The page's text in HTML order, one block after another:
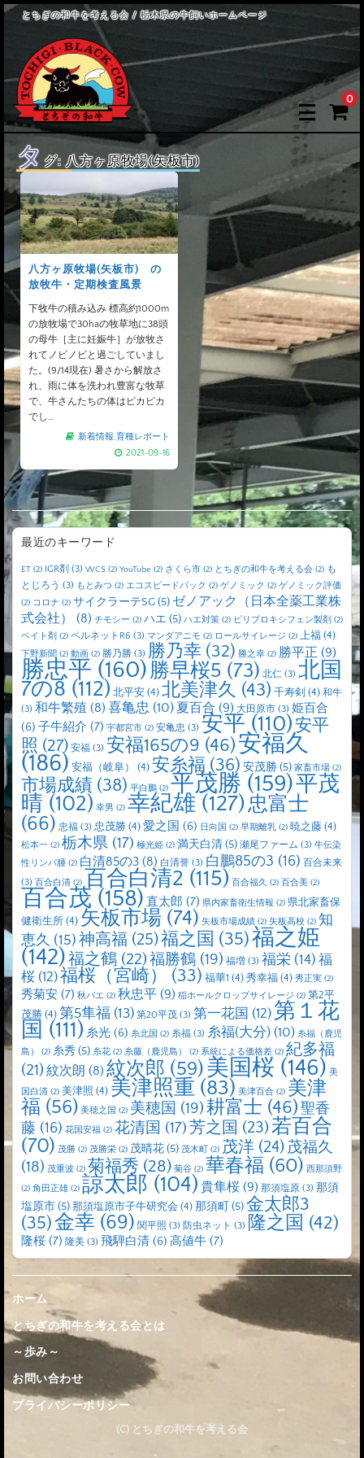
とちぎの和牛を考える会 / 栃木県の牛飼いホームページ
0
タ グ:八方ヶ原牧場(矢板市)
八方ヶ原牧場(矢板市) の
放牧牛・定期検査風景
下牧牛の積み込み 標高約1000m
の放牧場で30haの牧草地に38頭
の母牛［主に妊娠牛］が放牧さ
れてノビノビと過ごしていまし
た。(9/14現在) 暑さから解放さ
れ、雨に体を洗われ豊富な牧草
で、牛さんたちの体はピカピカ
でし…
新着情報,育種レポート
2021-09-16
最近のキーワード
ET (2) IGR剤 (3) WCS (2) YouTube (2) さくら市 (2) とちぎの和牛を考える会 (2) も
とじろう (3) もとみつ (2) エコスピードパック (2) ゲノミック (2) ゲノミック評価
(2) コロナ (2) サイクラーテSG(5) ゼノアック（日本全薬工業株
式会社）
(8) チモシー (2) ハエ (5) ハエ対策 (2) ピリプロキシフェン製剤 (2)
ベイト剤 (2) ペルネットR6 (3) マンダアニモ (2) ロールサイレージ (2) 上福 (4)
下野新聞 (2) 動画 (2) 勝乃勝 (3) 勝乃幸 (32) 勝之幸 (2) 勝平正 (9)
勝忠平 (160) 勝早桜5 (73) 北仁 (3) 北国
7の8 (112) 北平安 (4) 北美津久 (43) 千寿剣 (4) 和牛
(3) 和牛繁殖 (8) 喜亀忠 (10) 夏百合 (9) 大田原市 (3) 姫百合
(6) 子牛紹介 (7) 宇都宮市 (2) 安亀忠 (3) 安平 (110)安平
照 (27) 安福 (3) 安福165の9 (46)安福久
(186) 安福（岐阜） (4) 安糸福 (36) 安茂勝 (5) 家畜市場 (2)
市場成績 (38) 平白鵬 (2) 平茂勝 (159)平茂
晴 (102) 幸男 (2) 幸紀雄 (127)忠富士
(66) 忠福 (3) 忠茂勝 (4) 愛之国 (6) 日向国 (2) 早期離乳 (2) 暁之藤 (4)
松本一 (2) 栃木県 (17) 極光姫 (2) 満天白清(5) 瀬尾ファーム (3) 牛伝染
性リンパ腫 (2) 白清85の3 (8) 白清誉 (3) 白鵬85の3 (16) 百合未来
(3) 百合白清 (2) 百合白清2 (115) 百合福久 (2) 百合美 (2)
百合茂 (158) 直太郎 (7) 県内家畜衛生情報 (2) 県北家畜保
健衛生所 (4) 矢板市場 (74) 矢板市場成績 (2) 矢板高校 (2) 知
恵久 (15) 神高福 (25)福之国 (35)福之姫
(142)福之鶴 (22)福勝鶴 (19) 福増 (3) 福栄 (14) 福
桜 (12)福桜（宮崎） (33) 福華1 (4) 秀幸福 (4) 秀正実 (2)
秀菊安 (7) 秋バエ (2) 秋忠平 (9) 稲ホールクロップサイレージ (2) 第2平
茂勝 (4) 第5隼福 (13) 第20平茂 (3) 第一花国 (12) 第１花
国 (111) 糸光 (6) 糸北国 (2) 糸福 (3) 糸福(大分) (10) 糸福（鹿児
島）
(2) 糸秀 (5) 糸花 (2) 糸藤（鹿児島） (2) 系統による価格差 (2) 紀多福
(21) 紋次朗 (8) 紋次郎 (59)美国桜 (146) 美
国白清 (2) 美津照 (4) 美津照重 (83) 美津百合 (2) 美津
福 (56) 美穂之国 (2) 美穂国 (19)耕富士 (46)聖香
藤 (16) 花国安福 (2) 花清国 (17)芳之国 (23)若百合
(70) 茂勝 (2) 茂勝栄 (2) 茂晴花(5) 茂木町 (2) 茂洋 (24)茂福久
(18) 茂重波 (2) 菊福秀 (28) 菊谷 (2) 華春福 (60) 西那須野
(2) 角田正雄 (2) 諒太郎 (104) 貴隼桜 (9) 那須塩原 (3) 那須
塩原市(5) 那須塩原市子牛研究会 (4) 那須町(5)金太郎3
(35)金幸 (69) 関平照 (3) 防虫ネット (3) 隆之国 (42)
隆桜 (7) 隆美 (3) 飛騨白清 (6) 高値牛 (7)
ホーム
とちぎの和牛を考える会とは
～歩み～
お問い合わせ
プライバシーポリシー
(C) とちぎの和牛を考える会